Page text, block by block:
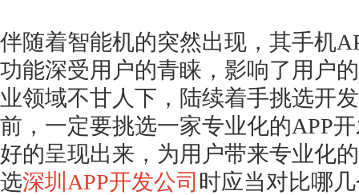
伴随着智能机的突然出现，其手机
功能深受用户的青睐，影响了用户
业领域不甘人下，陆续着手挑选开
前，一定要挑选一家专业化的APP
好的呈现出来，为用户带来专业化
选深圳APP开发公司 时应当对比哪